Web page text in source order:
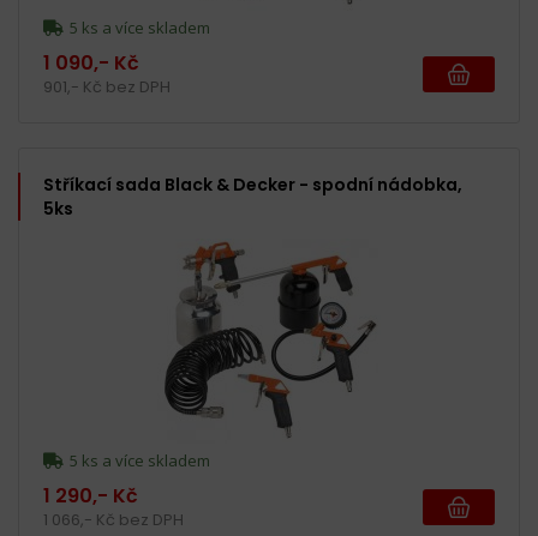
5 ks a více skladem
1 090,- Kč
901,- Kč bez DPH
Stříkací sada Black & Decker - spodní nádobka,
5ks
5 ks a více skladem
1 290,- Kč
1 066,- Kč bez DPH